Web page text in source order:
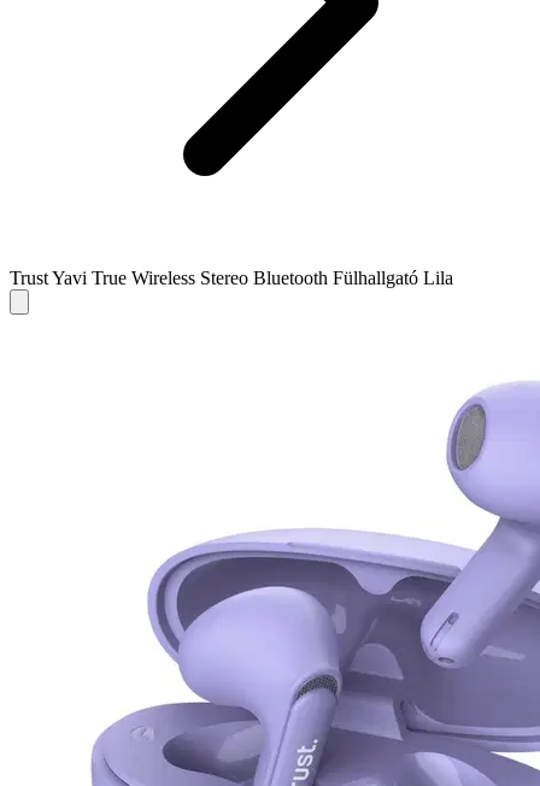
Trust Yavi True Wireless Stereo Bluetooth Fülhallgató Lila